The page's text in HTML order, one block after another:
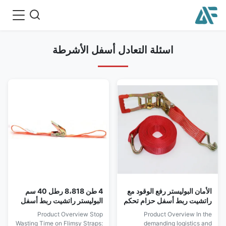
اسئلة التعادل أسفل الأشرطة
الأمان البوليستر رفع الوقود مع
راتشيت ربط أسفل حزام تحكم
مزدوج الوظائف الحمل للنقل
المهنية والبرمجة
Product Overview In the
demanding logistics and
4 طن 8،818 رطل 40 سم
البوليستر راتشيت ربط أسفل
حزام مع ج مزورة الخطافات
Product Overview Stop
Wasting Time on Flimsy Straps: